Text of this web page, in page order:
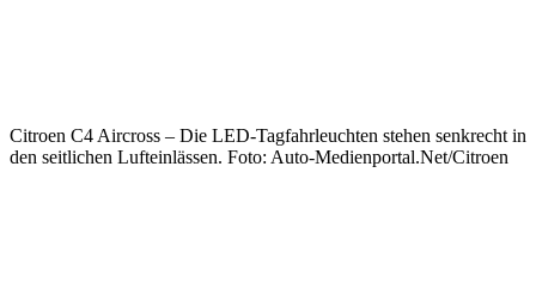
Citroen C4 Aircross – Die LED-Tagfahrleuchten stehen senkrecht in
den seitlichen Lufteinlässen. Foto: Auto-Medienportal.Net/Citroen